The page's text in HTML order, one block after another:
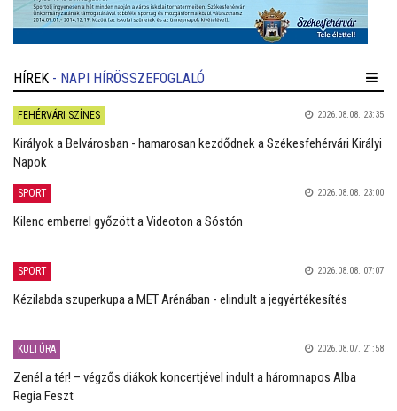
HÍREK - NAPI HÍRÖSSZEFOGLALÓ
FEHÉRVÁRI SZÍNES 2026.08.08. 23:35
Királyok a Belvárosban - hamarosan kezdődnek a Székesfehérvári Királyi
Napok
SPORT 2026.08.08. 23:00
Kilenc emberrel győzött a Videoton a Sóstón
SPORT 2026.08.08. 07:07
Kézilabda szuperkupa a MET Arénában - elindult a jegyértékesítés
KULTÚRA 2026.08.07. 21:58
Zenél a tér! – végzős diákok koncertjével indult a háromnapos Alba
Regia Feszt